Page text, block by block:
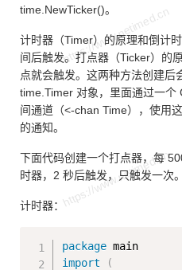
time.NewTicker()。
计时器（Timer）的原理和倒计
间后触发。打点器（Ticker）的
点就会触发。这两种方法创建后
time.Timer 对象，里面通过一个
间通道（<-chan Time），使用
的通知。
下面代码创建一个打点器，每
时器，2 秒后触发，只触发一次。
计时器：
package
import
(